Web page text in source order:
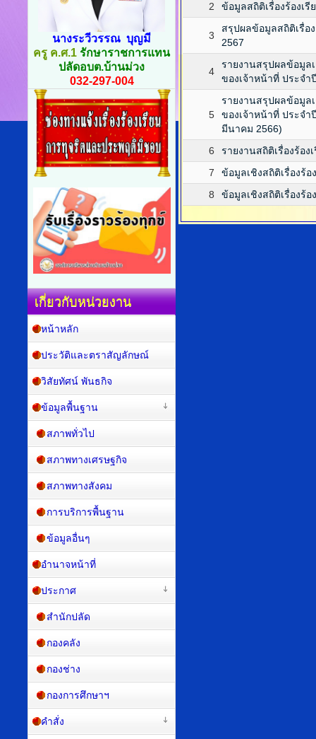
2
ข้อมูลสถิติเรื่องร้องเ
3
สรุปผลข้อมูลสถิติเรื่อ
2567
4
รายงานสรุปผลข้อมูล
ของเจ้าหน้าที่ ประจ
5
รายงานสรุปผลข้อมูล
ของเจ้าหน้าที่ ประจ
มีนาคม 2566)
6
รายงานสถิติเรื่องร้อ
7
ข้อมูลเชิงสถิติเรื่องร้
8
ข้อมูลเชิงสถิติเรื่องร้
นางระวีวรรณ บุญมี
ครู ค.ศ.1 รักษาราชการแทน
ปลัดอบต.บ้านม่วง
032-297-004
เกี่ยวกับหน่วยงาน
หน้าหลัก
ประวัติและตราสัญลักษณ์
วิสัยทัศน์ พันธกิจ
ข้อมูลพื้นฐาน
สภาพทั่วไป
สภาพทางเศรษฐกิจ
สภาพทางสังคม
การบริการพื้นฐาน
ข้อมูลอื่นๆ
อำนาจหน้าที่
ประกาศ
สำนักปลัด
กองคลัง
กองช่าง
กองการศึกษาฯ
คำสั่ง